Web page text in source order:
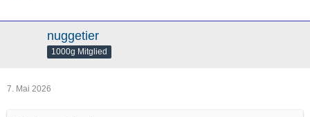
nuggetier
1000g Mitglied
7. Mai 2026